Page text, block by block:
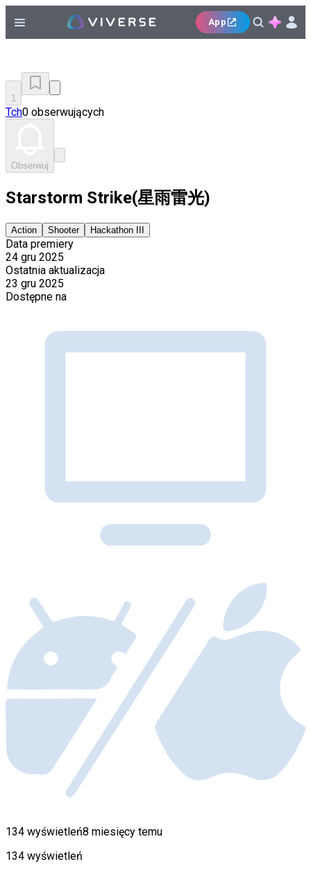
App
1
Tch0 obserwujących
Obserwuj
Starstorm Strike(星雨雷光)
Action Shooter Hackathon III
Data premiery
24 gru 2025
Ostatnia aktualizacja
23 gru 2025
Dostępne na
134 wyświetleń8 miesięcy temu
134 wyświetleń